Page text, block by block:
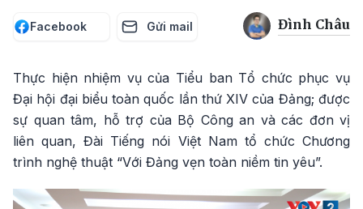
Facebook Gửi mail Đình Châu
Thực hiện nhiệm vụ của Tiểu ban Tổ chức phục vụ
Đại hội đại biểu toàn quốc lần thứ XIV của Đảng; được
sự quan tâm, hỗ trợ của Bộ Công an và các đơn vị
liên quan, Đài Tiếng nói Việt Nam tổ chức Chương
trình nghệ thuật “Với Đảng vẹn toàn niềm tin yêu”.